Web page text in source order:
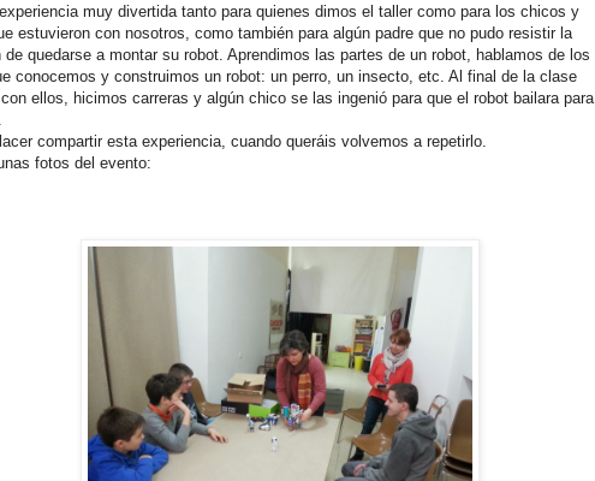
muy divertida tanto para quienes dimos el taller como para los chicos y
estuvieron con nosotros, como también para algún padre que no pudo resistir la
de quedarse a montar su robot. Aprendimos las partes de un robot, hablamos de los
conocemos y construimos un robot: un perro, un insecto, etc. Al final de la clase
ellos, hicimos carreras y algún chico se las ingenió para que el robot bailara para
compartir esta experiencia, cuando queráis volvemos a repetirlo.
fotos del evento: